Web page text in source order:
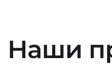
Наши